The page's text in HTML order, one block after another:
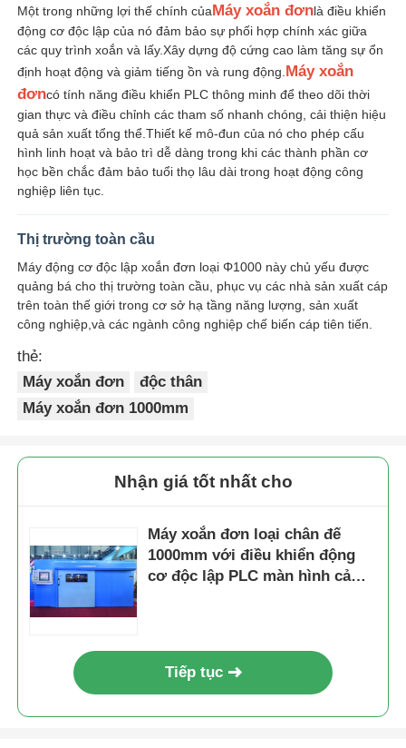
máy bện cáp
Máy xoắn đôi
máy đặt dây
Máy kéo ra
Máy đóng gói cáp
Máy cuộn dây cáp
Một trong những lợi thế chính củaMáy xoắn đơnlà điều khiển
động cơ độc lập của nó đảm bảo sự phối hợp chính xác giữa
các quy trình xoắn và lấy.Xây dựng độ cứng cao làm tăng sự ổn
định hoạt động và giảm tiếng ồn và rung động. Máy xoắn
đơncó tính năng điều khiển PLC thông minh để theo dõi thời
gian thực và điều chỉnh các tham số nhanh chóng, cải thiện hiệu
quả sản xuất tổng thể.Thiết kế mô-đun của nó cho phép cấu
hình linh hoạt và bảo trì dễ dàng trong khi các thành phần cơ
học bền chắc đảm bảo tuổi thọ lâu dài trong hoạt động công
nghiệp liên tục.
Thị trường toàn cầu
Máy động cơ độc lập xoắn đơn loại Φ1000 này chủ yếu được
quảng bá cho thị trường toàn cầu, phục vụ các nhà sản xuất cáp
trên toàn thế giới trong cơ sở hạ tầng năng lượng, sản xuất
công nghiệp,và các ngành công nghiệp chế biến cáp tiên tiến.
thẻ:
Máy xoắn đơn
độc thân
Máy xoắn đơn 1000mm
Nhận giá tốt nhất cho
Máy xoắn đơn loại chân đế
1000mm với điều khiển động
cơ độc lập PLC màn hình cảm
Tiếp tục